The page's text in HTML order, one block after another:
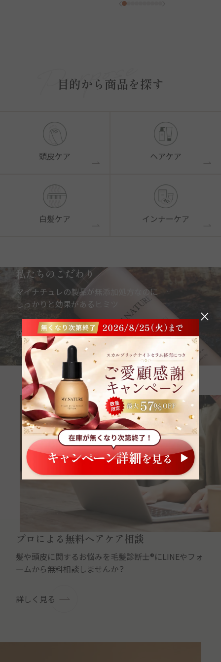
目的から商品を探す
頭皮ケア ヘアケア
白髪ケア インナーケア
私たちのこだわり
マイナチュレの製品が無添加処方なのに
しっかりと効果があるヒミツ
詳しく見る
プロによる無料ヘアケア相談
髪や頭皮に関するお悩みを毛髪診断士®にLINEやフォ
ームから無料相談しませんか？
詳しく見る
×